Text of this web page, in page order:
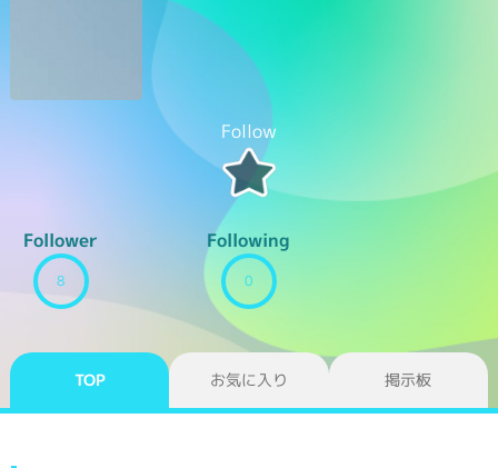
Follow
Follower
8
Following
0
TOP お気に入り 掲示板